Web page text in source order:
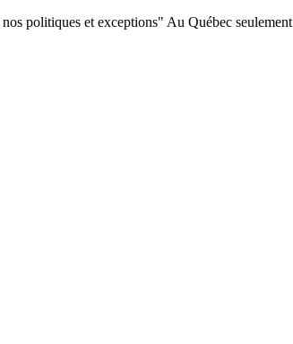
politiques et exceptions" Au Québec seulement